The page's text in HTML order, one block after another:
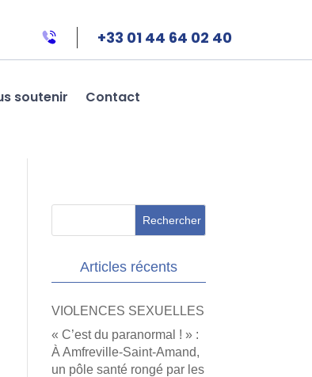
+33 01 44 64 02 40
soutenir Contact
Articles récents
VIOLENCES SEXUELLES
« C’est du paranormal ! » :
À Amfreville-Saint-Amand,
un pôle santé rongé par les